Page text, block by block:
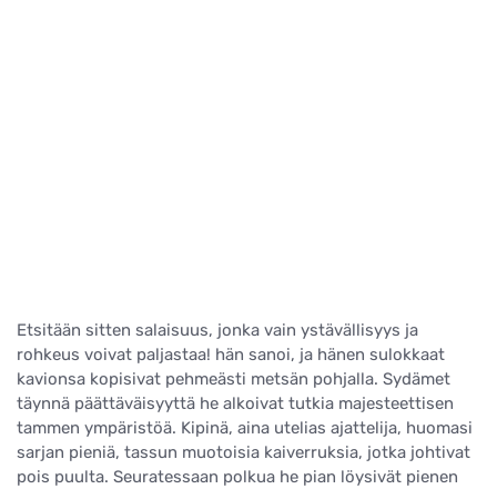
Etsitään sitten salaisuus, jonka vain ystävällisyys ja
rohkeus voivat paljastaa! hän sanoi, ja hänen sulokkaat
kavionsa kopisivat pehmeästi metsän pohjalla. Sydämet
täynnä päättäväisyyttä he alkoivat tutkia majesteettisen
tammen ympäristöä. Kipinä, aina utelias ajattelija, huomasi
sarjan pieniä, tassun muotoisia kaiverruksia, jotka johtivat
pois puulta. Seuratessaan polkua he pian löysivät pienen